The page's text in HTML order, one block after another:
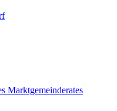
Marktgemeinderates